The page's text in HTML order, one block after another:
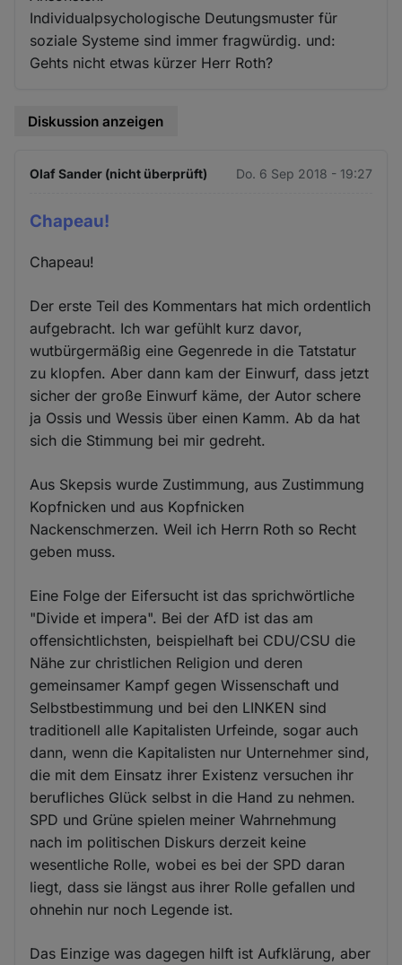
Individualpsychologische Deutungsmuster für
soziale Systeme sind immer fragwürdig. und:
Gehts nicht etwas kürzer Herr Roth?
Diskussion anzeigen
Olaf Sander (nicht überprüft) Do. 6 Sep 2018 - 19:27
Chapeau!
Chapeau!
Der erste Teil des Kommentars hat mich ordentlich
aufgebracht. Ich war gefühlt kurz davor,
wutbürgermäßig eine Gegenrede in die Tatstatur
zu klopfen. Aber dann kam der Einwurf, dass jetzt
sicher der große Einwurf käme, der Autor schere
ja Ossis und Wessis über einen Kamm. Ab da hat
sich die Stimmung bei mir gedreht.
Aus Skepsis wurde Zustimmung, aus Zustimmung
Kopfnicken und aus Kopfnicken
Nackenschmerzen. Weil ich Herrn Roth so Recht
geben muss.
Eine Folge der Eifersucht ist das sprichwörtliche
"Divide et impera". Bei der AfD ist das am
offensichtlichsten, beispielhaft bei CDU/CSU die
Nähe zur christlichen Religion und deren
gemeinsamer Kampf gegen Wissenschaft und
Selbstbestimmung und bei den LINKEN sind
traditionell alle Kapitalisten Urfeinde, sogar auch
dann, wenn die Kapitalisten nur Unternehmer sind,
die mit dem Einsatz ihrer Existenz versuchen ihr
berufliches Glück selbst in die Hand zu nehmen.
SPD und Grüne spielen meiner Wahrnehmung
nach im politischen Diskurs derzeit keine
wesentliche Rolle, wobei es bei der SPD daran
liegt, dass sie längst aus ihrer Rolle gefallen und
ohnehin nur noch Legende ist.
Das Einzige was dagegen hilft ist Aufklärung, aber